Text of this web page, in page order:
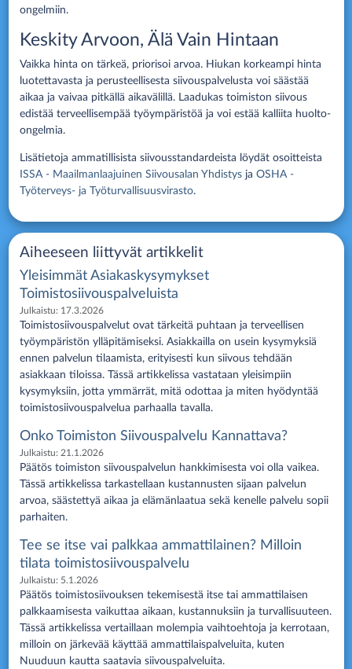
ongelmiin.
Keskity Arvoon, Älä Vain Hintaan
Vaikka hinta on tärkeä, priorisoi arvoa. Hiukan korkeampi hinta
luotettavasta ja perusteellisesta siivouspalvelusta voi säästää
aikaa ja vaivaa pitkällä aikavälillä. Laadukas toimiston siivous
edistää terveellisempää työympäristöä ja voi estää kalliita huolto-
ongelmia.
Lisätietoja ammatillisista siivousstandardeista löydät osoitteista
ISSA - Maailmanlaajuinen Siivousalan Yhdistysja OSHA -
Työterveys- ja Työturvallisuusvirasto.
Aiheeseen liittyvät artikkelit
Yleisimmät Asiakaskysymykset
Toimistosiivouspalveluista
Julkaistu: 17.3.2026
Toimistosiivouspalvelut ovat tärkeitä puhtaan ja terveellisen
työympäristön ylläpitämiseksi. Asiakkailla on usein kysymyksiä
ennen palvelun tilaamista, erityisesti kun siivous tehdään
asiakkaan tiloissa. Tässä artikkelissa vastataan yleisimpiin
kysymyksiin, jotta ymmärrät, mitä odottaa ja miten hyödyntää
toimistosiivouspalvelua parhaalla tavalla.
Onko Toimiston Siivouspalvelu Kannattava?
Julkaistu: 21.1.2026
Päätös toimiston siivouspalvelun hankkimisesta voi olla vaikea.
Tässä artikkelissa tarkastellaan kustannusten sijaan palvelun
arvoa, säästettyä aikaa ja elämänlaatua sekä kenelle palvelu sopii
parhaiten.
Tee se itse vai palkkaa ammattilainen? Milloin
tilata toimistosiivouspalvelu
Julkaistu: 5.1.2026
Päätös toimistosiivouksen tekemisestä itse tai ammattilaisen
palkkaamisesta vaikuttaa aikaan, kustannuksiin ja turvallisuuteen.
Tässä artikkelissa vertaillaan molempia vaihtoehtoja ja kerrotaan,
milloin on järkevää käyttää ammattilaispalveluita, kuten
Nuuduun kautta saatavia siivouspalveluita.